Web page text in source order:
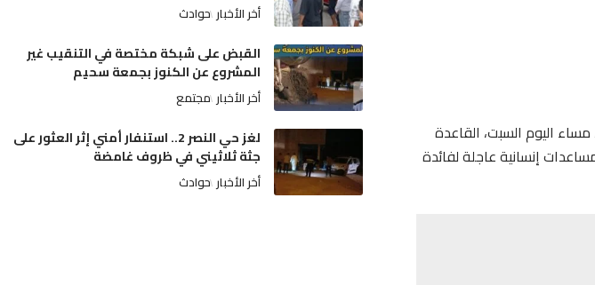
اليوم السبت، القاعدة
إنسانية عاجلة لفائدة
أخر الأخبار حوادث
القبض على شبكة مختصة في التنقيب غير
المشروع عن الكنوز بجمعة سحيم
أخر الأخبار مجتمع
لغز حي النصر 2.. استنفار أمني إثر العثور على
جثة ثلاثيني في ظروف غامضة
أخر الأخبار حوادث